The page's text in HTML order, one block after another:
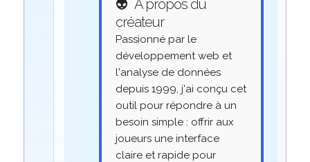
👽 À propos du
créateur
Passionné par le
développement web et
l'analyse de données
depuis 1999, j'ai conçu cet
outil pour répondre à un
besoin simple : offrir aux
joueurs une interface
claire et rapide pour